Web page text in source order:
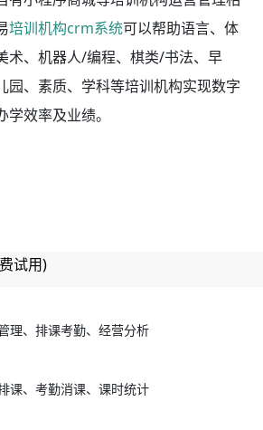
培训机构crm系统可以帮助语言、体
术、机器人/编程、棋类/书法、早
园、素质、学科等培训机构实现数字
效率及业绩。
试用)
理、排课考勤、经营分析
课、考勤消课、课时统计